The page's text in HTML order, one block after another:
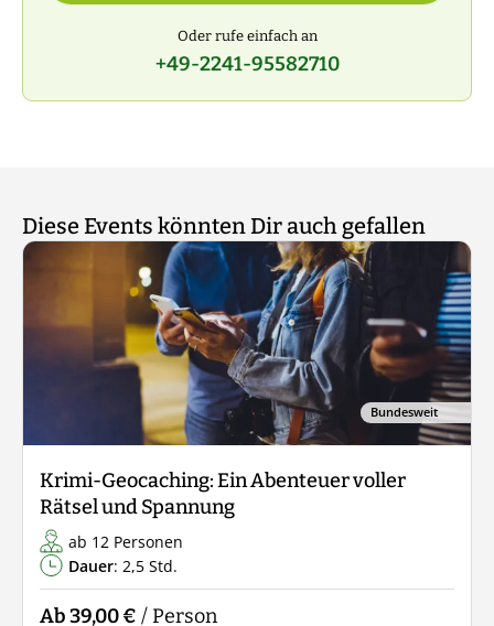
Oder rufe einfach an
+49-2241-95582710
Diese Events könnten Dir auch gefallen
Bundesweit
Krimi-Geocaching: Ein Abenteuer voller
Rätsel und Spannung
ab 12 Personen
Dauer: 2,5 Std.
Ab 39,00 € / Person